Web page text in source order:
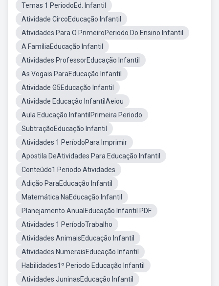
Temas 1 PeriodoEd. Infantil
Atividade CircoEducação Infantil
Atividades Para O PrimeiroPeriodo Do Ensino Infantil
A FamíliaEducação Infantil
Atividades ProfessorEducação Infantil
As Vogais ParaEducação Infantil
Atividade G5Educação Infantil
Atividade Educação InfantilAeiou
Aula Educação InfantilPrimeira Periodo
SubtraçãoEducação Infantil
Atividades 1 PeríodoPara Imprimir
Apostila DeAtividades Para Educação Infantil
Conteúdo1 Periodo Atividades
Adição ParaEducação Infantil
Matemática NaEducação Infantil
Planejamento AnualEducação Infantil PDF
Atividades 1 PeríodoTrabalho
Atividades AnimaisEducação Infantil
Atividades NumeraisEducação Infantil
Habilidades1º Periodo Educação Infantil
Atividades JuninasEducação Infantil